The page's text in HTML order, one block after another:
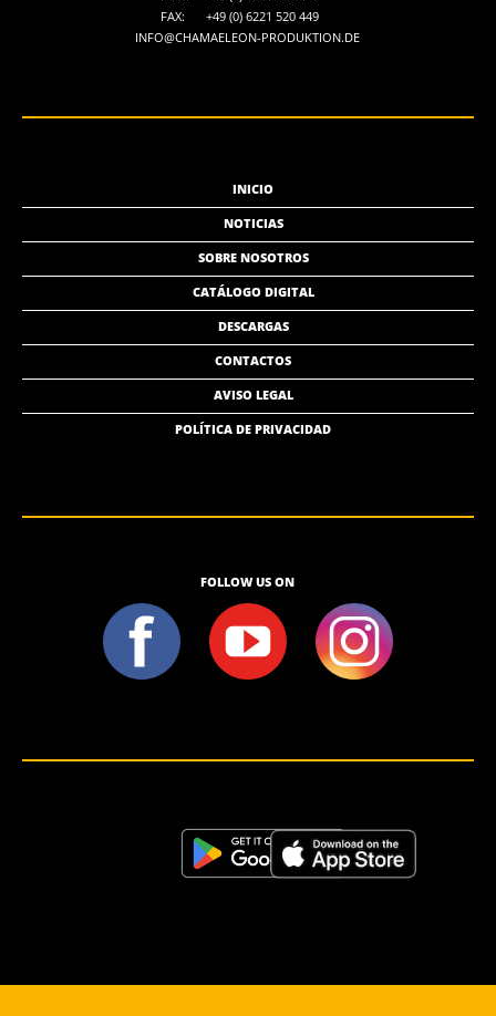
FAX:
+49 (0) 6221 520 449
INFO@CHAMAELEON-PRODUKTION.DE
INICIO
NOTICIAS
SOBRE NOSOTROS
CATÁLOGO DIGITAL
DESCARGAS
CONTACTOS
AVISO LEGAL
POLÍTICA DE PRIVACIDAD
FOLLOW US ON